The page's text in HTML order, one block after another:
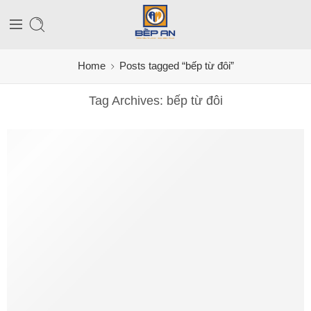
Home Posts tagged “bếp từ đôi”
Tag Archives: bếp từ đôi